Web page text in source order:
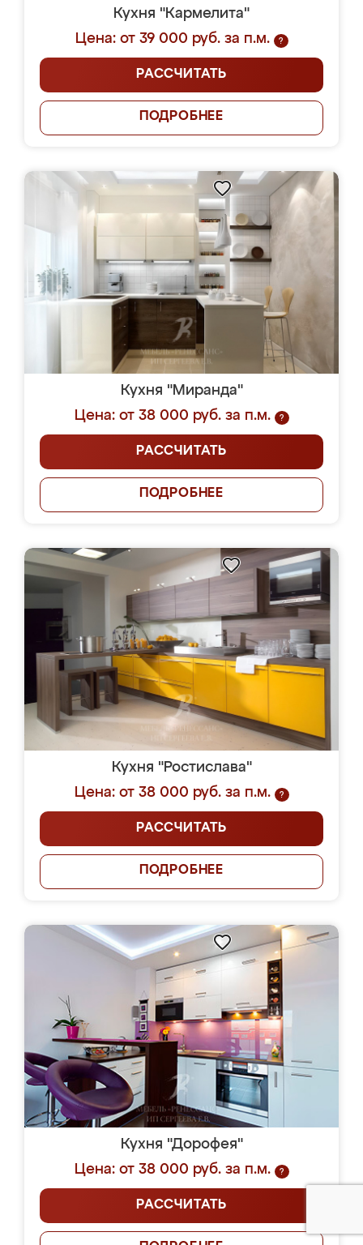
Кухня "Кармелита"
Цена: от 39 000 руб. за п.м.
?
РАССЧИТАТЬ
ПОДРОБНЕЕ
Кухня "Миранда"
Цена: от 38 000 руб. за п.м.
?
РАССЧИТАТЬ
ПОДРОБНЕЕ
Кухня "Ростислава"
Цена: от 38 000 руб. за п.м.
?
РАССЧИТАТЬ
ПОДРОБНЕЕ
Кухня "Дорофея"
Цена: от 38 000 руб. за п.м.
?
РАССЧИТАТЬ